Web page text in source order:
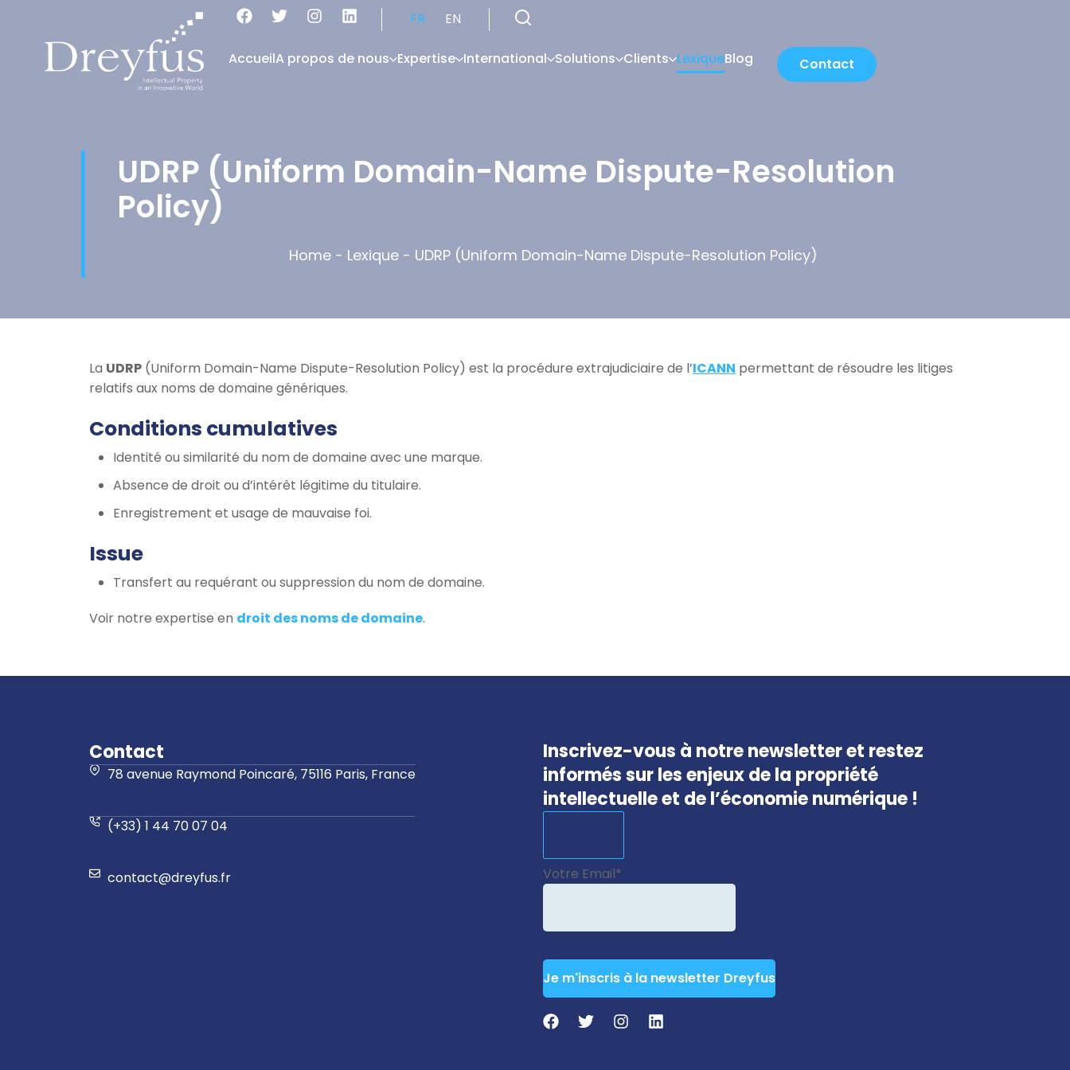
FR EN
AccueilA propos de nous Expertise International Solutions Clients LexiqueBlog Contact
UDRP (Uniform Domain-Name Dispute-Resolution
Policy)
Home- Lexique- UDRP (Uniform Domain-Name Dispute-Resolution Policy)
La UDRP (Uniform Domain-Name Dispute-Resolution Policy) est la procédure extrajudiciaire de l’ICANN permettant de résoudre les litiges
relatifs aux noms de domaine génériques.
Conditions cumulatives
Identité ou similarité du nom de domaine avec une marque.
Absence de droit ou d’intérêt légitime du titulaire.
Enregistrement et usage de mauvaise foi.
Issue
Transfert au requérant ou suppression du nom de domaine.
Voir notre expertise en droit des noms de domaine.
Contact
78 avenue Raymond Poincaré, 75116 Paris, France
(+33) 1 44 70 07 04
contact@dreyfus.fr
Inscrivez-vous à notre newsletter et restez
informés sur les enjeux de la propriété
intellectuelle et de l’économie numérique !
Votre Email*
Je m'inscris à la newsletter Dreyfus
Contact